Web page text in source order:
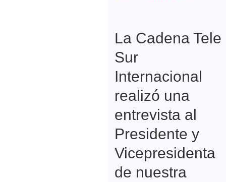
La Cadena Tele
Sur
Internacional
realizó una
entrevista al
Presidente y
Vicepresidenta
de nuestra